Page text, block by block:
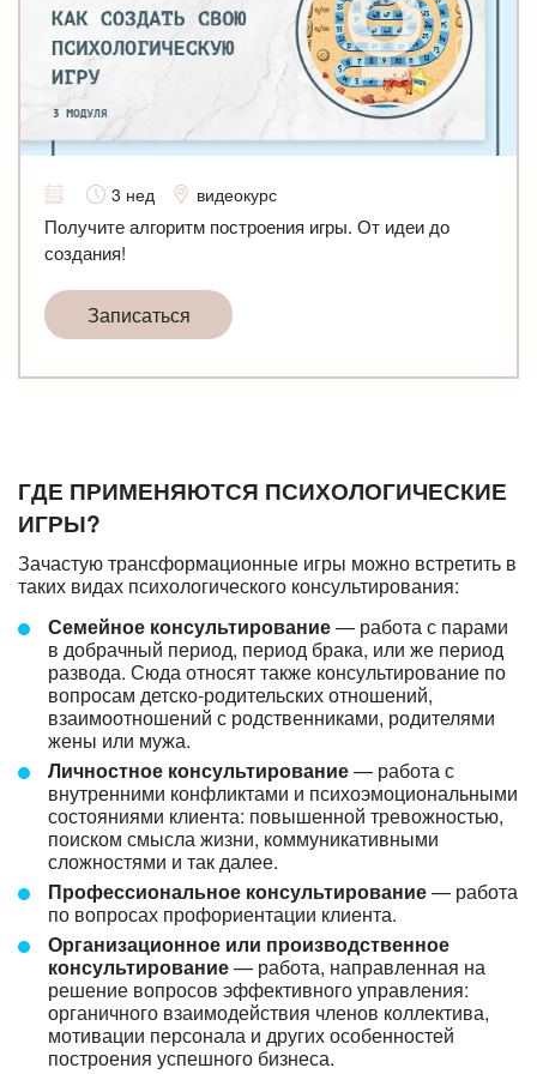
3 нед видеокурс
Получите алгоритм построения игры. От идеи до
создания!
Записаться
ГДЕ ПРИМЕНЯЮТСЯ ПСИХОЛОГИЧЕСКИЕ
ИГРЫ?
Зачастую трансформационные игры можно встретить в
таких видах психологического консультирования:
Семейное консультирование— работа с парами
в добрачный период, период брака, или же период
развода. Сюда относят также консультирование по
вопросам детско-родительских отношений,
взаимоотношений с родственниками, родителями
жены или мужа.
Личностное консультирование— работа с
внутренними конфликтами и психоэмоциональными
состояниями клиента: повышенной тревожностью,
поиском смысла жизни, коммуникативными
сложностями и так далее.
Профессиональное консультирование— работа
по вопросах профориентации клиента.
Организационное или производственное
консультирование— работа, направленная на
решение вопросов эффективного управления:
органичного взаимодействия членов коллектива,
мотивации персонала и других особенностей
построения успешного бизнеса.